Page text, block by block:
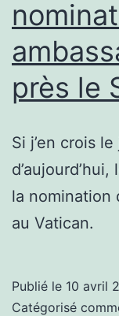
près le
Si j’en crois
la nomination
au Vatican.
Publié le 10 avril
Catégorisé